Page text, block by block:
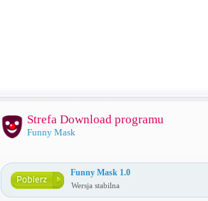
Strefa Download programu
Funny Mask
Funny Mask 1.0
Wersja stabilna